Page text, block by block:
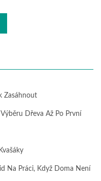
Zasáhnout
Dřeva Až Po První
Na Práci, Když Doma Není